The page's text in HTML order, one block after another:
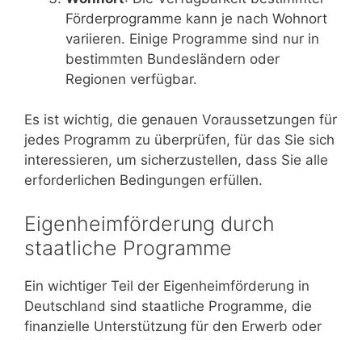
Förderprogramme kann je nach Wohnort
variieren. Einige Programme sind nur in
bestimmten Bundesländern oder
Regionen verfügbar.
Es ist wichtig, die genauen Voraussetzungen für
jedes Programm zu überprüfen, für das Sie sich
interessieren, um sicherzustellen, dass Sie alle
erforderlichen Bedingungen erfüllen.
Eigenheimförderung durch
staatliche Programme
Ein wichtiger Teil der Eigenheimförderung in
Deutschland sind staatliche Programme, die
finanzielle Unterstützung für den Erwerb oder